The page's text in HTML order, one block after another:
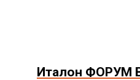
Италон ФОРУМ